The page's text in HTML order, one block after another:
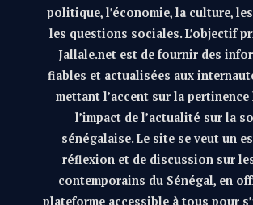
politique, l’économie, la culture,
les questions sociales. L’objectif
Jallale.net est de fournir des
fiables et actualisées aux
mettant l’accent sur la
l’impact de l’actualité sur la
sénégalaise. Le site se veut un
réflexion et de discussion sur
contemporains du Sénégal, en
plateforme accessible à tous pour